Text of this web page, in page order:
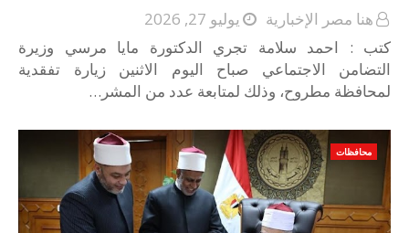
هنا مصر الإخبارية
يوليو 27, 2026
كتب : احمد سلامة تجري الدكتورة مايا مرسي وزيرة
التضامن الاجتماعي صباح اليوم الاثنين زيارة تفقدية
لمحافظة مطروح، وذلك لمتابعة عدد من المشر…
محافظات